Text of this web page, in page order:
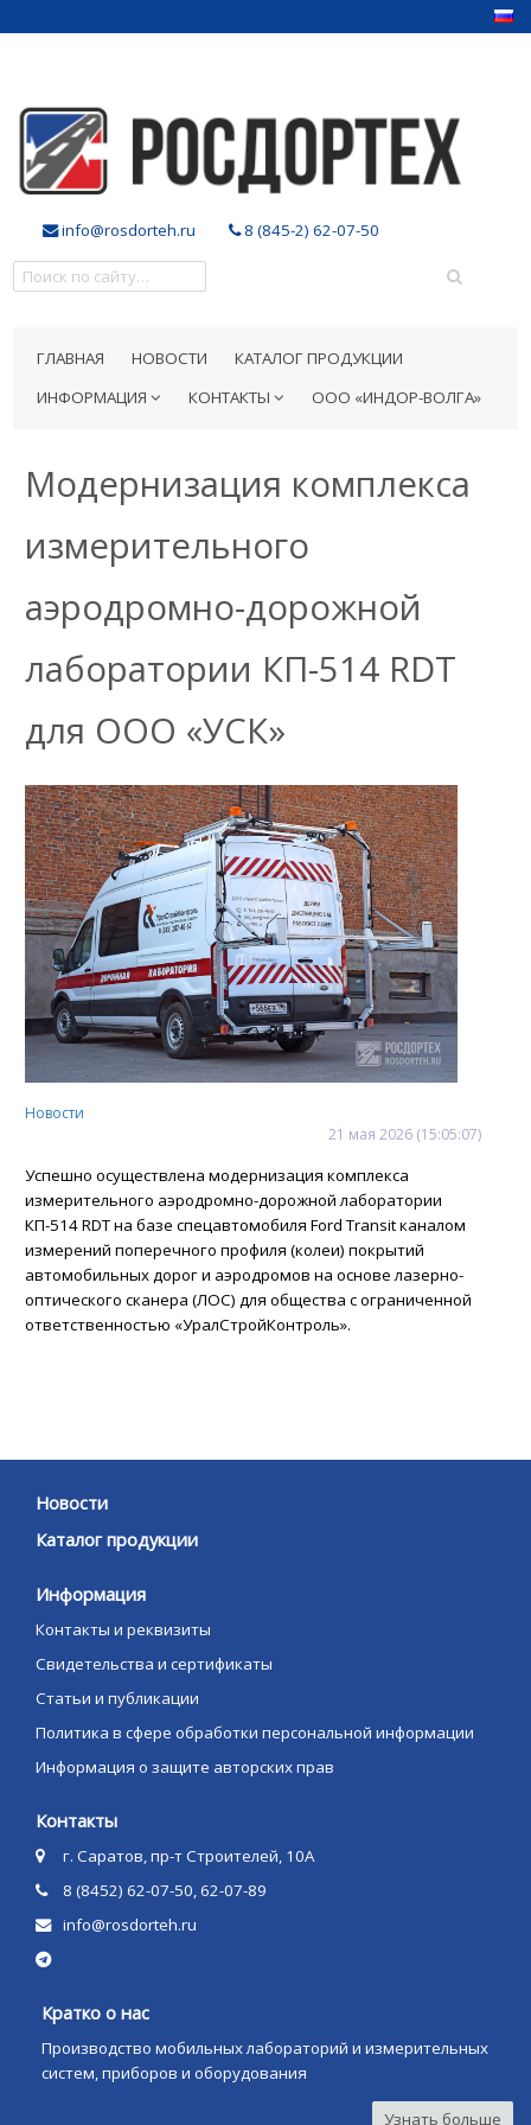
info@rosdorteh.ru 8 (845-2) 62-07-50
ГЛАВНАЯ НОВОСТИ
КАТАЛОГ ПРОДУКЦИИ
ИНФОРМАЦИЯ
КОНТАКТЫ ООО «ИНДОР-ВОЛГА»
Модернизация комплекса
измерительного
аэродромно-дорожной
лаборатории КП-514 RDT
для ООО «УСК»
Новости
21 мая 2026 (15:05:07)
Успешно осуществлена модернизация комплекса
измерительного аэродромно-дорожной лаборатории
КП-514 RDT на базе спецавтомобиля Ford Transit каналом
измерений поперечного профиля (колеи) покрытий
автомобильных дорог и аэродромов на основе лазерно-
оптического сканера (ЛОС) для общества с ограниченной
ответственностью «УралСтройКонтроль».
Новости
Каталог продукции
Информация
Контакты и реквизиты
Свидетельства и сертификаты
Статьи и публикации
Политика в сфере обработки персональной информации
Информация о защите авторских прав
Контакты
г. Саратов, пр-т Строителей, 10А
8 (8452) 62-07-50, 62-07-89
info@rosdorteh.ru
Кратко о нас
Производство мобильных лабораторий и измерительных
систем, приборов и оборудования
Узнать больше